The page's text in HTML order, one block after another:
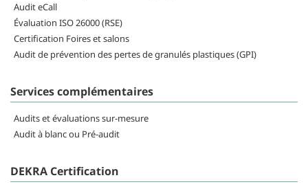
Audit eCall
Évaluation ISO 26000 (RSE)
Certification Foires et salons
Audit de prévention des pertes de granulés plastiques (GPI)
Services complémentaires
Audits et évaluations sur-mesure
Audit à blanc ou Pré-audit
DEKRA Certification